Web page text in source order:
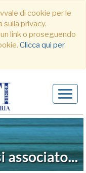
di cookie per le
privacy.
link o proseguendo
Clicca qui per